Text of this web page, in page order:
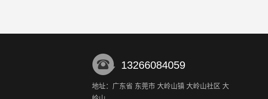
13266084059
地址：广东省 东莞市 大岭山镇 大岭山社区 大